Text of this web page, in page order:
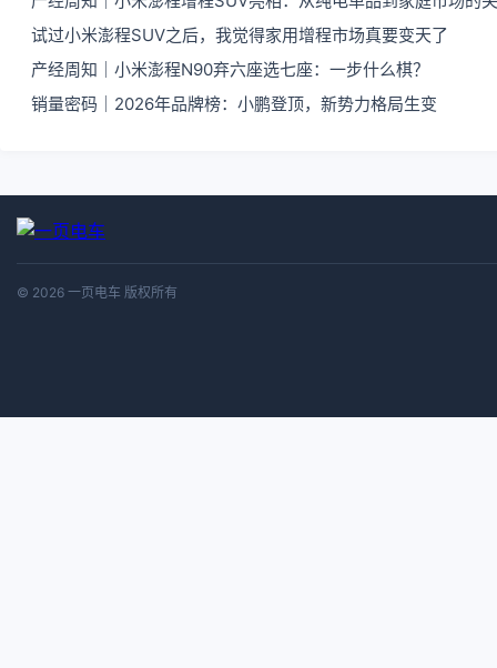
试过小米澎程SUV之后，我觉得家用增程市场真要变天了
产经周知｜小米澎程N90弃六座选七座：一步什么棋？
销量密码｜2026年品牌榜：小鹏登顶，新势力格局生变
© 2026 一页电车 版权所有